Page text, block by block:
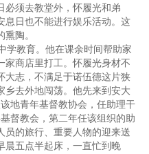
必须去教堂外，怀履光和弟
息日也不能进行娱乐活动。这
陶。
教育。他在课余时间帮助家
家商店里打工。怀履光身材不
大志，不满足于诺伍德这片狭
乡去外地闯荡。他先来到安大
地青年基督教协会，任助理干
督教会，第二年任该组织的助
员的旅行、重要人物的迎来送
晨五点半起床，一直忙到晚